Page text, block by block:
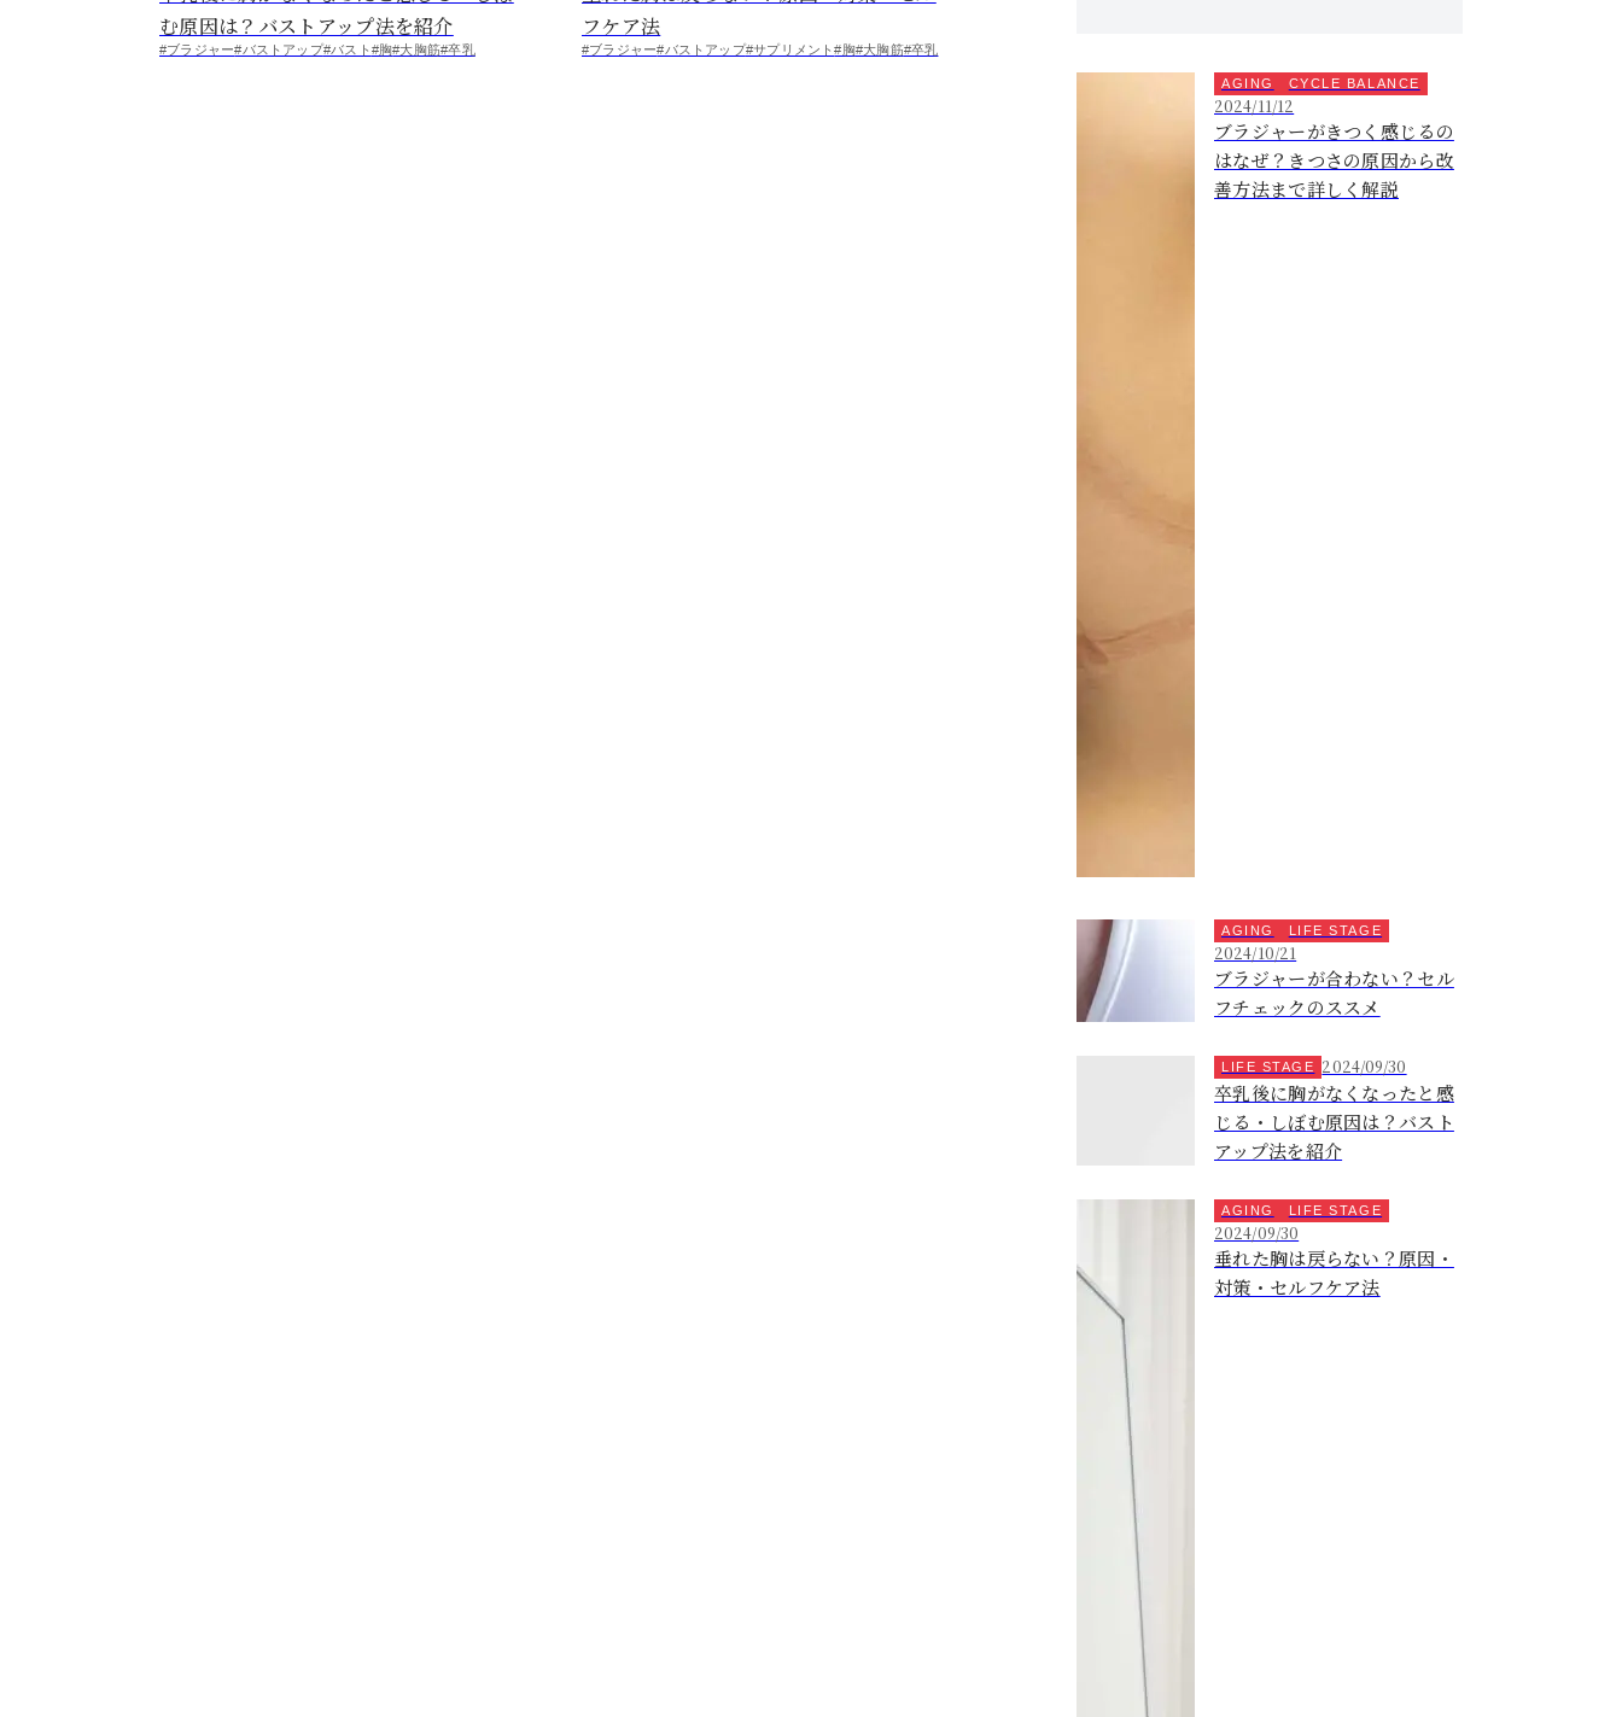
む原因は？バストアップ法を紹介
#ブラジャー#バストアップ#バスト #胸#大胸筋#卒乳
フケア法
#ブラジャー#バストアップ#サプリメント#胸#大胸筋#卒乳
AGING CYCLE BALANCE
2024/11/12
ブラジャーがきつく感じるの
はなぜ？きつさの原因から改
善方法まで詳しく解説
AGING LIFE STAGE
2024/10/21
ブラジャーが合わない？セル
フチェックのススメ
LIFE STAGE 2024/09/30
卒乳後に胸がなくなったと感
じる・しぼむ原因は？バスト
アップ法を紹介
AGING LIFE STAGE
2024/09/30
垂れた胸は戻らない？原因・
対策・セルフケア法